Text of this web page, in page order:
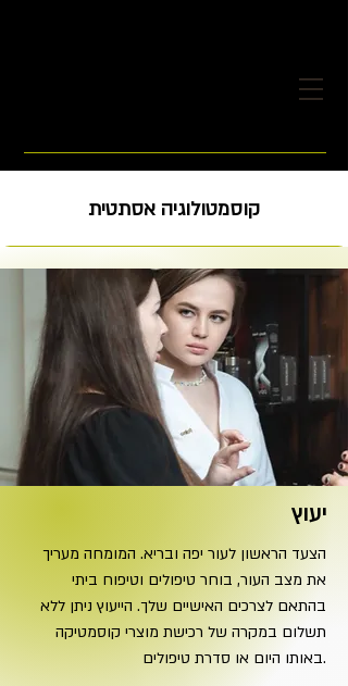
קוסמטולוגיה אסתטית
יעוץ
הצעד הראשון לעור יפה ובריא. המומחה מעריך
את מצב העור, בוחר טיפולים וטיפוח ביתי
בהתאם לצרכים האישיים שלך. הייעוץ ניתן ללא
תשלום במקרה של רכישת מוצרי קוסמטיקה
באותו היום או סדרת טיפולים.